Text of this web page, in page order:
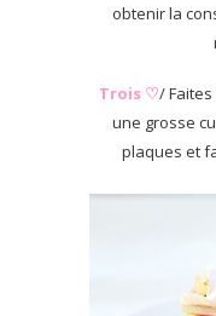
obtenir la
Trois ♡/
une grosse
plaques et